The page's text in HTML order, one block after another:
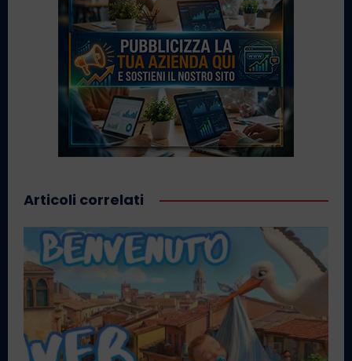
Articoli correlati